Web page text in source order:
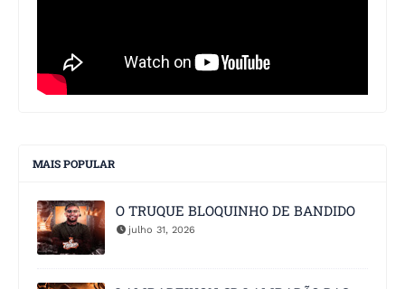
MAIS POPULAR
O TRUQUE BLOQUINHO DE BANDIDO
julho 31, 2026